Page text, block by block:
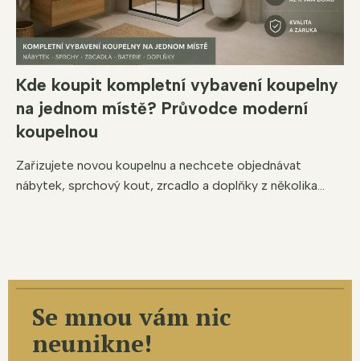
Kde koupit kompletní vybavení koupelny
na jednom místě? Průvodce moderní
koupelnou
Zařizujete novou koupelnu a nechcete objednávat
nábytek, sprchový kout, zrcadlo a doplňky z několika...
Se mnou vám nic
neunikne!